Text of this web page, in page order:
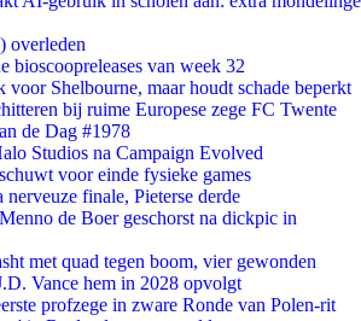
overleden
bioscoopreleases van week 32
voor Shelbourne, maar houdt schade beperkt
bij ruime Europese zege FC Twente
de Dag #1978
Studios na Campaign Evolved
voor einde fysieke games
finale, Pieterse derde
de Boer geschorst na dickpic in
met quad tegen boom, vier gewonden
Vance hem in 2028 opvolgt
profzege in zware Ronde van Polen-rit